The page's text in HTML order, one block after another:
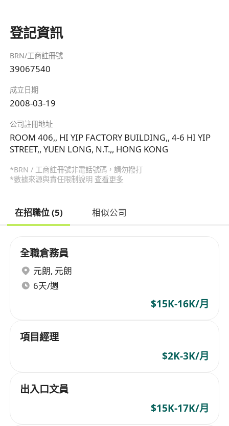
登記資訊
BRN/工商註冊號
39067540
成立日期
2008-03-19
公司註冊地址
ROOM 406,, HI YIP FACTORY BUILDING,, 4-6 HI YIP
STREET,, YUEN LONG, N.T.,, HONG KONG
*BRN / 工商註冊號非電話號碼，請勿撥打
*數據來源與責任限制說明 查看更多
在招職位 (5) 相似公司
全職倉務員
元朗, 元朗
6天/週
$15K-16K/月
項⽬經理
$2K-3K/月
出入口文員
$15K-17K/月